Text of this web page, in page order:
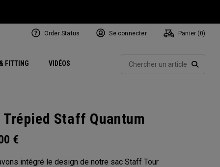
FITTING VIDÉOSExclusive Mavrik Complete Sets
Exclusivités - Balles de Golf
Juillet NEW Headwear
Women's Golf Balls
Exclusivités - Accessoires
Régionaux
Order Status Se connecter Panier ( 0)
Trépied Staff Quantum
€
intégré le design de notre sac Staff Tour